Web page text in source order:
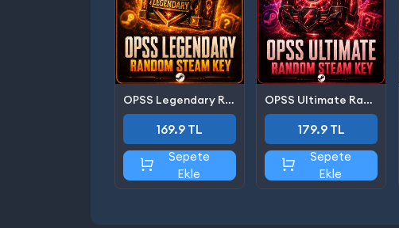
OPSS Legendary Random Steam Key
169.9 TL
Sepete
Ekle
OPSS Ultimate Random Steam Key
179.9 TL
Sepete
Ekle